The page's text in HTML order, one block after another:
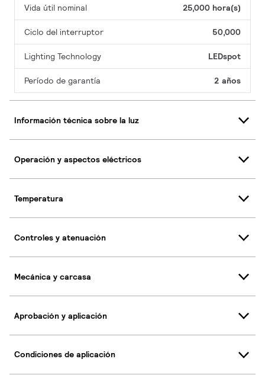
Vida útil nominal 25,000 hora(s)
Ciclo del interruptor 50,000
Lighting Technology LEDspot
Período de garantía 2 años
Información técnica sobre la luz
Operación y aspectos eléctricos
Temperatura
Controles y atenuación
Mecánica y carcasa
Aprobación y aplicación
Condiciones de aplicación